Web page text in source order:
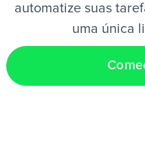
automatize suas
uma única